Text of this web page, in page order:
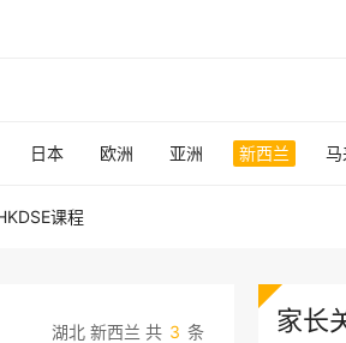
日本 欧洲 亚洲 新西兰 马
课程
湖北 新西兰 共 3 条 家长